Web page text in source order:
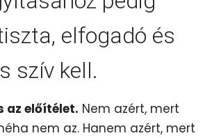
elfogadó és
szív kell.
az előítélet. Nem azért, mert
nem az. Hanem azért, mert